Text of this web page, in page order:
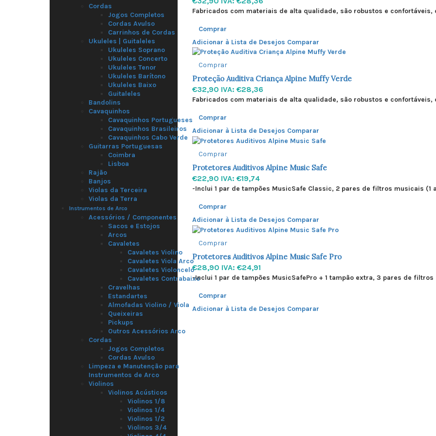
Cordas
Jogos Completos
Cordas Avulso
Carrinhos de Cordas
Ukuleles | Guitaleles
Ukuleles Soprano
Ukuleles Concerto
Ukuleles Tenor
Ukuleles Barítono
Ukuleles Baixo
Guitaleles
Bandolins
Cavaquinhos
Cavaquinhos Portugueses
Cavaquinhos Brasileiros
Cavaquinhos Cabo Verde
Guitarras Portuguesas
Coimbra
Lisboa
Rajão
Banjos
Violas da Terceira
Violas da Terra
Instrumentos de Arco
Acessórios / Componentes
Sacos e Estojos
Arcos
Cavaletes
Cavaletes Violino
Cavaletes Viola Arco
Cavaletes Violoncelo
Cavaletes Contrabaixo
Cravelhas
Estandartes
Almofadas Violino / Viola
Queixeiras
Pickups
Outros Acessórios Arco
Cordas
Jogos Completos
Cordas Avulso
Limpeza e Manutenção para
Instrumentos de Arco
Violinos
Violinos Acústicos
Violinos 1/8
Violinos 1/4
Violinos 1/2
Violinos 3/4
Fabricados com materiais de alta qualidade, são robustos e confortáveis,
Comprar
Adicionar à Lista de Desejos Comparar
Comprar
Proteção Auditiva Criança Alpine Muffy Verde
€32,90 IVA: €28,36
Fabricados com materiais de alta qualidade, são robustos e confortáveis,
Comprar
Adicionar à Lista de Desejos Comparar
Comprar
Protetores Auditivos Alpine Music Safe
€22,90 IVA: €19,74
-Inclui 1 par de tampões MusicSafe Classic, 2 pares de filtros musicais (1
Comprar
Adicionar à Lista de Desejos Comparar
Comprar
Protetores Auditivos Alpine Music Safe Pro
€28,90 IVA: €24,91
-Inclui 1 par de tampões MusicSafePro + 1 tampão extra, 3 pares de filtros
Comprar
Adicionar à Lista de Desejos Comparar